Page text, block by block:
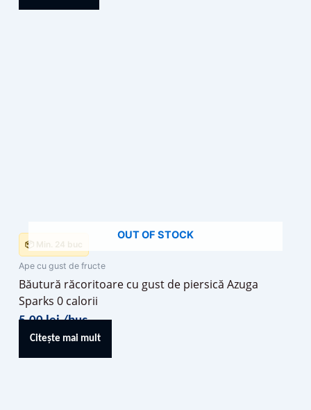
OUT OF STOCK
📦 Min. 24 buc
Ape cu gust de fructe
Băutură răcoritoare cu gust de piersică Azuga
Sparks 0 calorii
5,00lei/buc
Citește mai mult